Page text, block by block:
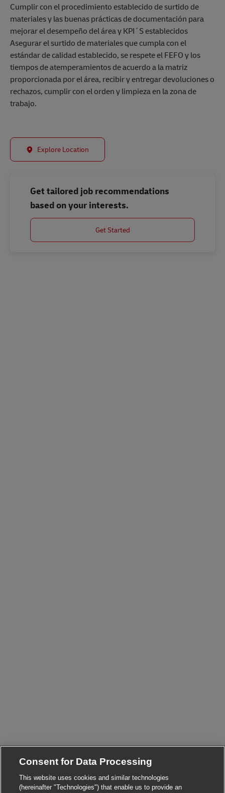
Cumplir con el procedimiento establecido de surtido de
materiales y las buenas prácticas de documentación para
mejorar el desempeño del área y KPI´S establecidos
Asegurar el surtido de materiales que cumpla con el
estándar de calidad establecido, se respete el FEFO y los
tiempos de atemperamientos de acuerdo a la matriz
proporcionada por el área, recibir y entregar devoluciones o
rechazos, cumplir con el orden y limpieza en la zona de
trabajo.
Explore Location
Get tailored job recommendations
based on your interests.
Get Started
Consent for Data Processing
This website uses cookies and similar technologies
(hereinafter "Technologies") that enable us to provide an